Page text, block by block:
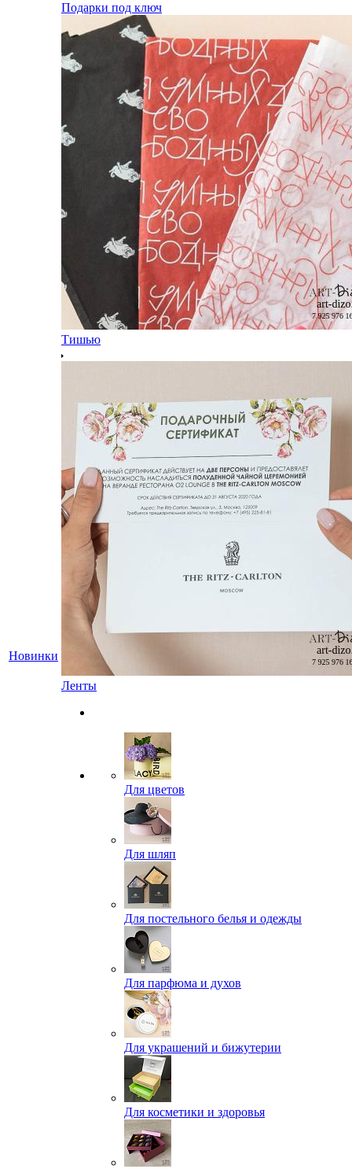
Новинки
Подарки под ключ
Тишью
Ленты
Для цветов
Для шляп
Для постельного белья и одежды
Для парфюма и духов
Для украшений и бижутерии
Для косметики и здоровья